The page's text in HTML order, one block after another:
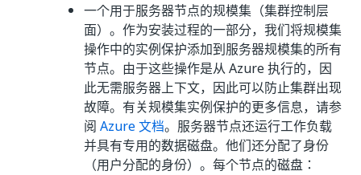
一个用于服务器节点的规模集（集群控制层
面）。作为安装过程的一部分，我们将规模集
操作中的实例保护添加到服务器规模集的所有
节点。由于这些操作是从 Azure 执行的，因
此无需服务器上下文，因此可以防止集群出现
故障。有关规模集实例保护的更多信息，请参
阅 Azure 文档。服务器节点还运行工作负载
并具有专用的数据磁盘。他们还分配了身份
（用户分配的身份）。每个节点的磁盘：